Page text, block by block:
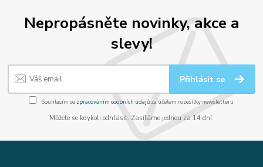
Nepropásněte novinky, akce a
slevy!
Přihlásit se
Souhlasím se zpracováním osobních údajůza účelem rozesílky newsletteru.
Můžete se kdykoli odhlásit. Zasíláme jednou za 14 dní.